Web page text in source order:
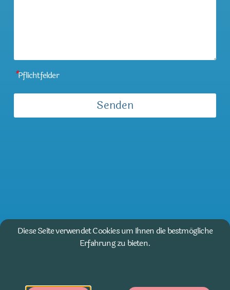
*Pflichtfelder
Diese Seite verwendet Cookies um Ihnen die bestmögliche
Erfahrung zu bieten.